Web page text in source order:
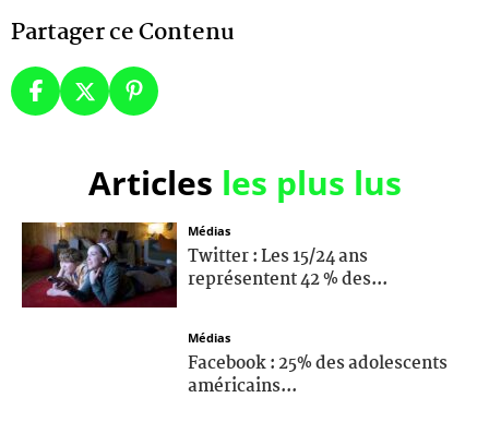
Partager ce Contenu
Articles les plus lus
Médias
Twitter : Les 15/24 ans
représentent 42 % des...
Médias
Facebook : 25% des adolescents
américains...